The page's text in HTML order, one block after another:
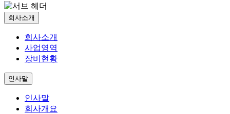
회사소개
회사소개
사업영역
장비현황
인사말
인사말
회사개요